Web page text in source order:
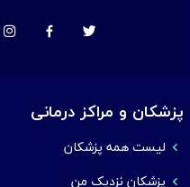
پزشکان و مراکز درمانی
لیست همه پزشکان
پزشکان نزدیک من